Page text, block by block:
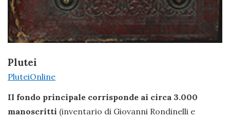
Plutei
PluteiOnline
Il fondo principale corrisponde ai circa 3.000
manoscritti (inventario di Giovanni Rondinelli e